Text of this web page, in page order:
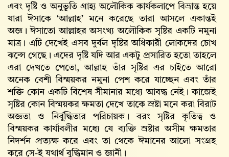
এবং দৃষ্টি ও অনুভূতি গ্রাহ্য অলৌকিক কার্যকলাপে বিভ্রান্ত হয়ে
যারা ঈসাকে ‘আল্লাহ’ মনে করেছে তারা আসলে একান্তই
অজ্ঞ। ঈসাতো আল্লাহর অসংখ্য অলৌকিক সৃষ্টির একটি নমুনা
মাত্র। এটি দেখেই এসব দুর্বল দৃষ্টির অধিকারী লোকদের চোখ
ঝল্সে গেছে। এদের দৃষ্টি যদি আর একটু প্রসারিত হতো তাহলে
এরা দেখতে পেতো, আল্লাহ তাঁর সৃষ্টির এর চাইতে আরো
অনেক বেশী বিস্ময়কর নমুনা পেশ করে যাচ্ছেন এবং তাঁর
শক্তি কোন একটি বিশেষ সীমানার মধ্যে আবদ্ধ নেই। কাজেই
সৃষ্টির কোন বিস্ময়কর ক্ষমতা দেখে তাকে স্রষ্টা মনে করা বিরাট
অজ্ঞতা ও নির্বুদ্ধিতার পরিচায়ক। বরং সৃষ্টির কৃতিত্ব ও
বিস্ময়কর কার্যাবলীর মধ্যে যে ব্যক্তি স্রষ্টার অসীম ক্ষমতার
নিদর্শন প্রত্যক্ষ করে এবং তা থেকে ঈমানের আলো সংগ্রহ
করে সে-ই যথার্থ বুদ্ধিমান ও জ্ঞানী।